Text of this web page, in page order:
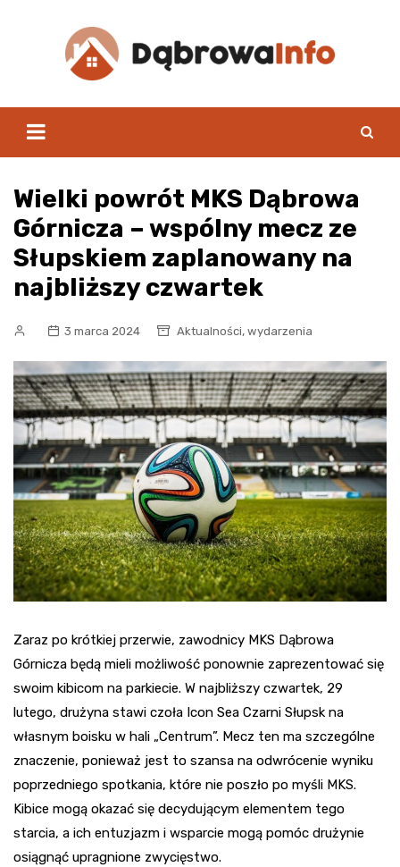
Wielki powrót MKS Dąbrowa
Górnicza – wspólny mecz ze
Słupskiem zaplanowany na
najbliższy czwartek
3 marca 2024 Aktualności, wydarzenia
Zaraz po krótkiej przerwie, zawodnicy MKS Dąbrowa
Górnicza będą mieli możliwość ponownie zaprezentować się
swoim kibicom na parkiecie. W najbliższy czwartek, 29
lutego, drużyna stawi czoła Icon Sea Czarni Słupsk na
własnym boisku w hali „Centrum”. Mecz ten ma szczególne
znaczenie, ponieważ jest to szansa na odwrócenie wyniku
poprzedniego spotkania, które nie poszło po myśli MKS.
Kibice mogą okazać się decydującym elementem tego
starcia, a ich entuzjazm i wsparcie mogą pomóc drużynie
osiągnąć upragnione zwycięstwo.